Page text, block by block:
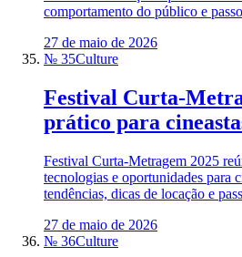
comportamento do público e
27 de maio de 2026
№ 35Culture
Festival Curta-
prático para
Festival Curta-Metragem 2025
tecnologias e oportunidades para
tendências, dicas de locação e
27 de maio de 2026
№ 36Culture